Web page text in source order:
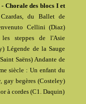
Chorale des blocs I et
du Ballet de
Cellini (Diaz)
les steppes de l'Asie
Légende de la Sauge
Saëns) Andante de
siècle : Un enfant du
gay begères (Costeley)
à cordes (C1. Daquin)